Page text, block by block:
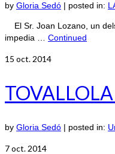
by Gloria Sedó | posted in:
El Sr. Joan Lozano, un
impedia … Continued
15 oct. 2014
by Gloria Sedó | posted in:
7oct. 2014